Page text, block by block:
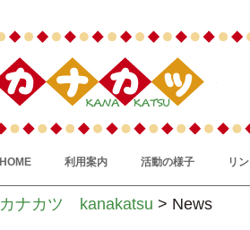
HOME 利用案内 活動の様子 リ
カナカツ kanakatsu > News